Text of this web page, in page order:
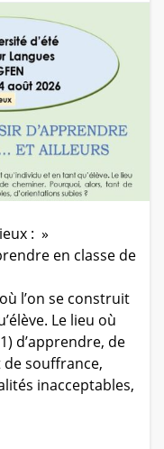
: »
en classe de
l’on se construit
Le lieu où
d’apprendre, de
souffrance,
inacceptables,